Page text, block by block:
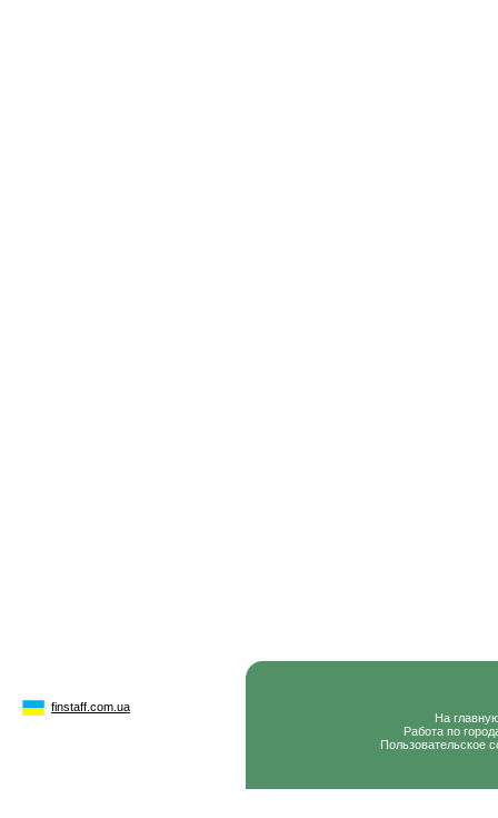
finstaff.com.ua
На
Работа по
Пользовательское